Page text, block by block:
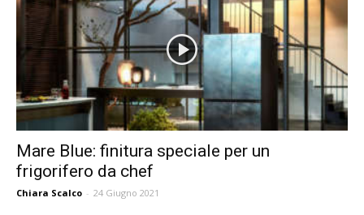
Mare Blue: finitura speciale per un
frigorifero da chef
Chiara Scalco - 24 Giugno 2021